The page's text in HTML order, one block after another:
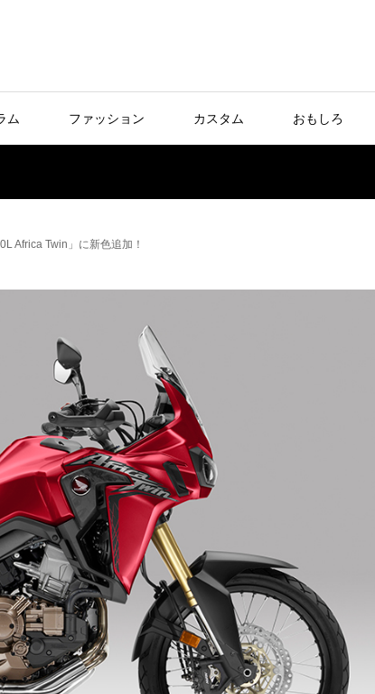
ム ファッション カスタム おもしろ
Africa Twin」に新色追加！